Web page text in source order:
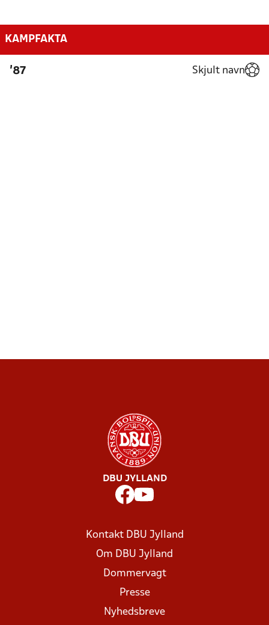
KAMPFAKTA
'87 Skjult navn
DBU JYLLAND
Kontakt DBU Jylland
Om DBU Jylland
Dommervagt
Presse
Nyhedsbreve